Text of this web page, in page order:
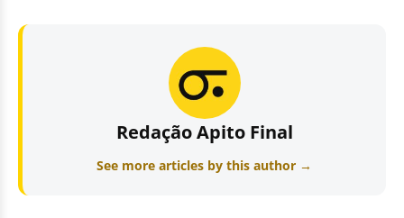
Redação Apito Final
See more articles by this author →